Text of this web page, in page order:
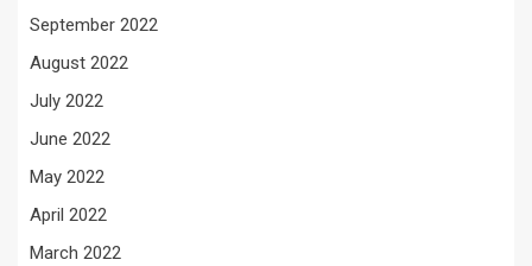
September 2022
August 2022
July 2022
June 2022
May 2022
April 2022
March 2022